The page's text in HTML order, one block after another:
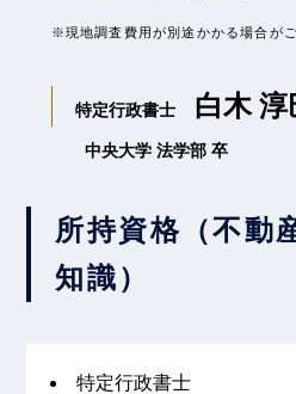
※現地調査費用が別途かかる場合がご
特定行政書士 白木 淳
中央大学 法学部 卒
所持資格（不動
知識）
特定行政書士